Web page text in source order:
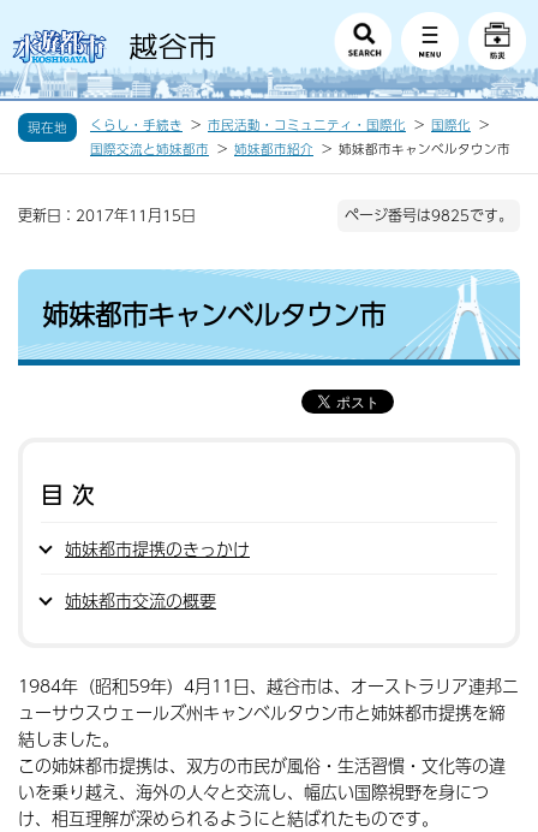
現在地 くらし・手続き 市民活動・コミュニティ・国際化
国際化
国際交流と姉妹都市
姉妹都市紹介 姉妹都市キャンベルタウン市
更新日：2017年11月15日 ページ番号は9825です。
姉妹都市キャンベルタウン市
目次
姉妹都市提携のきっかけ
姉妹都市交流の概要
1984年（昭和59年）4月11日、越谷市は、オーストラリア連邦ニ
ューサウスウェールズ州キャンベルタウン市と姉妹都市提携を締
結しました。
この姉妹都市提携は、双方の市民が風俗・生活習慣・文化等の違
いを乗り越え、海外の人々と交流し、幅広い国際視野を身につ
け、相互理解が深められるようにと結ばれたものです。